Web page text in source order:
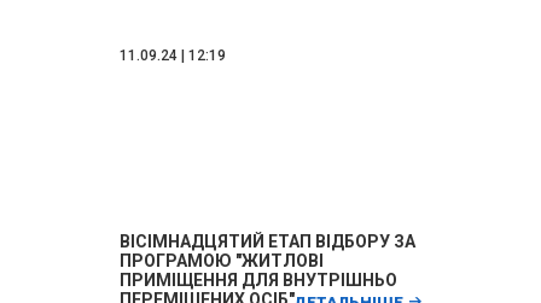
11.09.24 | 12:19
ВІСІМНАДЦЯТИЙ ЕТАП ВІДБОРУ ЗА
ПРОГРАМОЮ "ЖИТЛОВІ
ПРИМІЩЕННЯ ДЛЯ ВНУТРІШНЬО